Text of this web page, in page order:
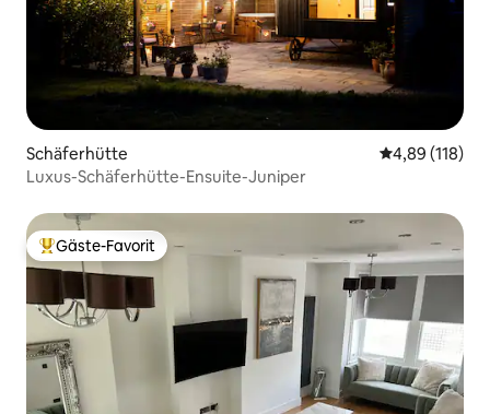
Schäferhütte
4,89 (118)
Luxus-Schäferhütte-Ensuite-Juniper
Beliebter Gäste-Favorit.
Gäste-Favorit